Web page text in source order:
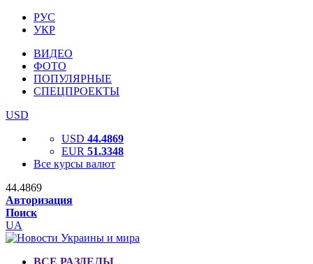
РУС
УКР
ВИДЕО
ФОТО
ПОПУЛЯРНЫЕ
СПЕЦПРОЕКТЫ
USD
USD 44.4869
EUR 51.3348
Все курсы валют
44.4869
Авторизация
Поиск
UA
ВСЕ РАЗДЕЛЫ